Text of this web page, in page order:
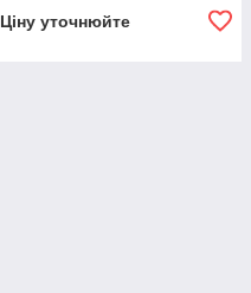
Ціну уточнюйте